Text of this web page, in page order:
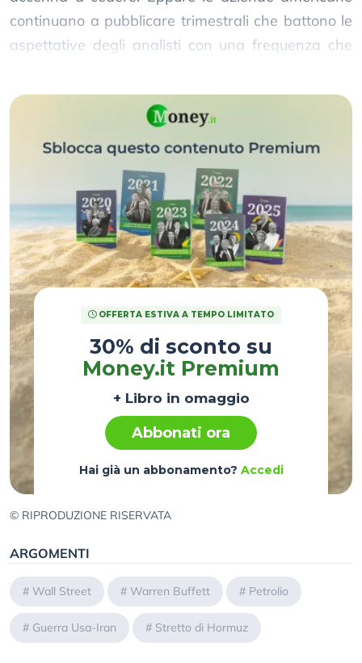
continuano a pubblicare trimestrali che battono le
aspettative degli analisti con una frequenza che
OFFERTA ESTIVA A TEMPO LIMITATO
30% di sconto su
Money.it Premium
+ Libro in omaggio
Abbonati ora
Hai già un abbonamento? Accedi
© RIPRODUZIONE RISERVATA
ARGOMENTI
# Wall Street # Warren Buffett # Petrolio
# Guerra Usa-Iran # Stretto di Hormuz